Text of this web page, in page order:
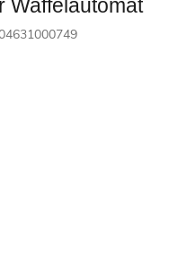
Waffelautomat